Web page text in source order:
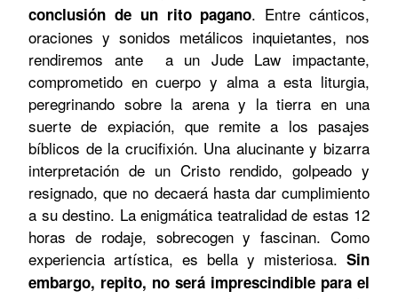
conclusión de un rito pagano. Entre cánticos,
oraciones y sonidos metálicos inquietantes, nos
rendiremos ante a un Jude Law impactante,
comprometido en cuerpo y alma a esta liturgia,
peregrinando sobre la arena y la tierra en una
suerte de expiación, que remite a los pasajes
bíblicos de la crucifixión. Una alucinante y bizarra
interpretación de un Cristo rendido, golpeado y
resignado, que no decaerá hasta dar cumplimiento
a su destino. La enigmática teatralidad de estas 12
horas de rodaje, sobrecogen y fascinan. Como
experiencia artística, es bella y misteriosa. Sin
embargo, repito, no será imprescindible para el